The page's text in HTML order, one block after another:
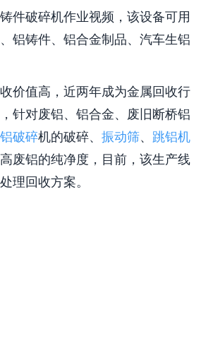
件破碎机作业视频，该设备可用
铝铸件、铝合金制品、汽车生铝
价值高， 近两年成为金属回收行
针对废铝、铝合金、废旧断桥铝
破碎机的破碎、 振动筛、 跳铝机
废铝的纯净度，目前，该生产线
理回收方案。